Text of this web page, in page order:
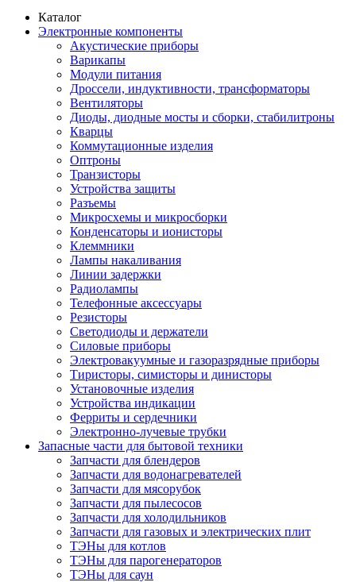
Каталог
Электронные компоненты
Акустические приборы
Варикапы
Модули питания
Дроссели, индуктивности, трансформаторы
Вентиляторы
Диоды, диодные мосты и сборки, стабилитроны
Кварцы
Коммутационные изделия
Оптроны
Транзисторы
Устройства защиты
Разъемы
Микросхемы и микросборки
Конденсаторы и ионисторы
Клеммники
Лампы накаливания
Линии задержки
Радиолампы
Телефонные аксессуары
Резисторы
Светодиоды и держатели
Силовые приборы
Электровакуумные и газоразрядные приборы
Тиристоры, симисторы и динисторы
Установочные изделия
Устройства индикации
Ферриты и сердечники
Электронно-лучевые трубки
Запасные части для бытовой техники
Запчасти для блендеров
Запчасти для водонагревателей
Запчасти для мясорубок
Запчасти для пылесосов
Запчасти для холодильников
Запчасти для газовых и электрических плит
ТЭНы для котлов
ТЭНы для парогенераторов
ТЭНы для саун